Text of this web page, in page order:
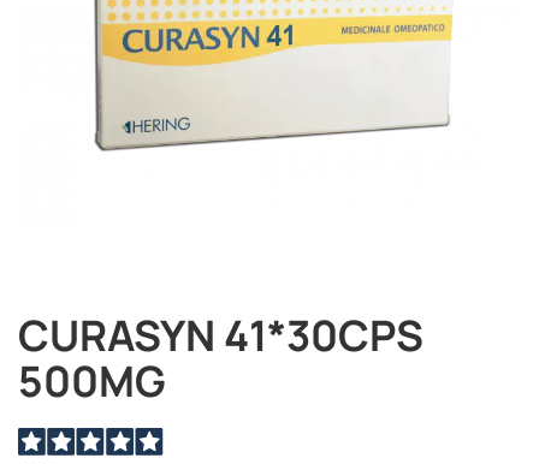
CURASYN 41*30CPS
500MG
Vai
all'inizio
della
galleria
immagini